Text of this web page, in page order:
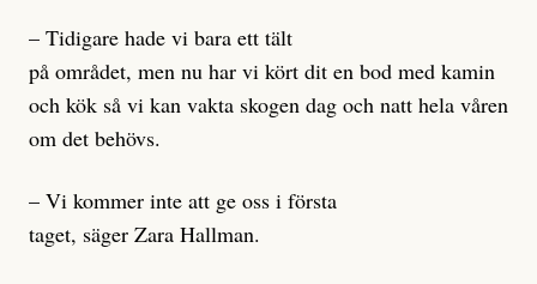
– Tidigare hade vi bara ett tält
på området, men nu har vi kört dit en bod med kamin
och kök så vi kan vakta skogen dag och natt hela våren
om det behövs.
– Vi kommer inte att ge oss i första
taget, säger Zara Hallman.